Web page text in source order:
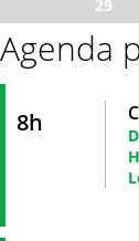
29
Agenda
8h